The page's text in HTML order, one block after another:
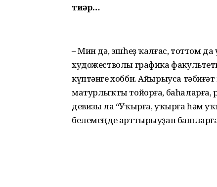
тиҙәр…
– Мин дә, эшһеҙ ҡалғас, тоттом
художестволы графика
күптәнге хобби. Айырыуса
матурлыҡты тойорға, баһаларға,
девизы ла “Уҡырға, уҡырға һәм
белемеңде арттырыуҙан